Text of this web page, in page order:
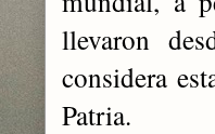
llevaron
considera
Patria.